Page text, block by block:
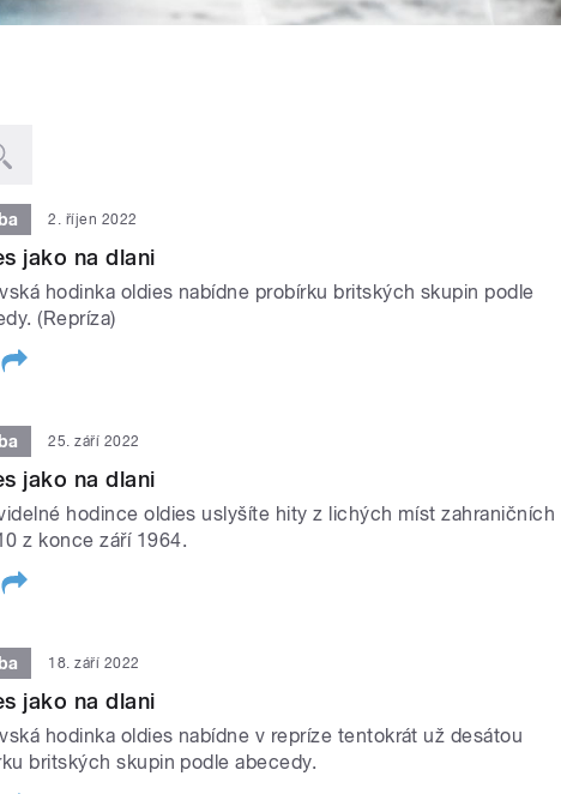
2. říjen 2022
jako na dlani
hodinka oldies nabídne probírku britských skupin podle
(Repríza)
25. září 2022
jako na dlani
hodince oldies uslyšíte hity z lichých míst zahraničních
z konce září 1964.
18. září 2022
jako na dlani
hodinka oldies nabídne v repríze tentokrát už desátou
britských skupin podle abecedy.